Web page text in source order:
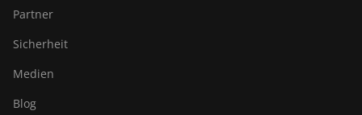
Partner
Sicherheit
Medien
Blog